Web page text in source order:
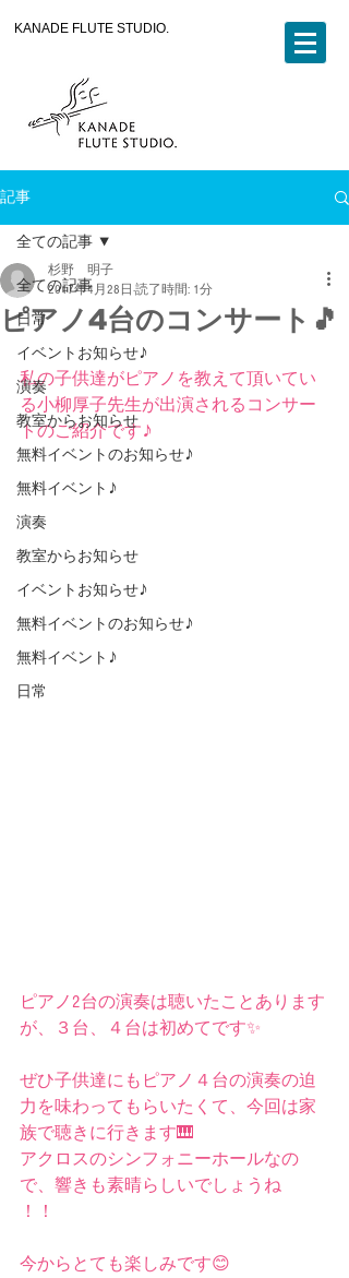
KANADE FLUTE STUDIO.
記事
全ての記事
日常
イベントお知らせ♪
演奏
教室からお知らせ
無料イベントのお知らせ♪
無料イベント♪
演奏
教室からお知らせ
イベントお知らせ♪
無料イベントのお知らせ♪
無料イベント♪
日常
全ての記事
ピアノ4台のコンサート🎵
杉野 明子
2017年4月28日 読了時間: 1分
私の子供達がピアノを教えて頂いてい
る小柳厚子先生が出演されるコンサー
トのご紹介です♪
ピアノ2台の演奏は聴いたことあります
が、３台、４台は初めてです✨
ぜひ子供達にもピアノ４台の演奏の迫
力を味わってもらいたくて、今回は家
族で聴きに行きます🎹
アクロスのシンフォニーホールなの
で、響きも素晴らしいでしょうね
！！
今からとても楽しみです😊